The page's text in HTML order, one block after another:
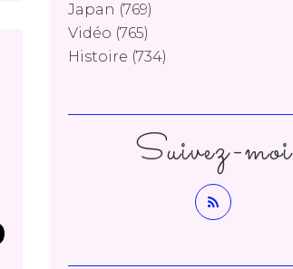
Japan (769)
Vidéo (765)
Histoire (734)
Suivez-moi